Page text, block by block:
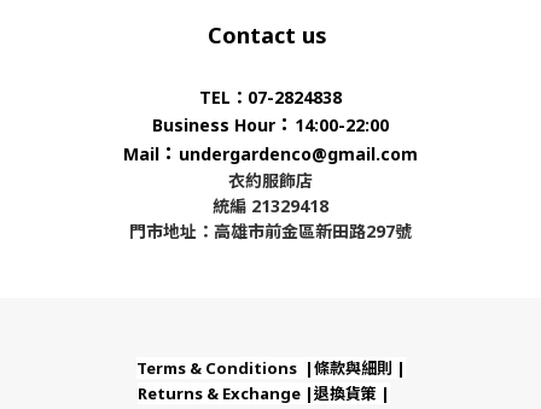
Contact us
TEL：07-2824838
Business Hour ： 14:00-22:00
Mail ： undergardenco@gmail.com
衣約服飾店
統編 21329418
門市地址：高雄市前金區新田路297號
Terms & Conditions |條款與細則 |
Returns & Exchange |退換貨策 |